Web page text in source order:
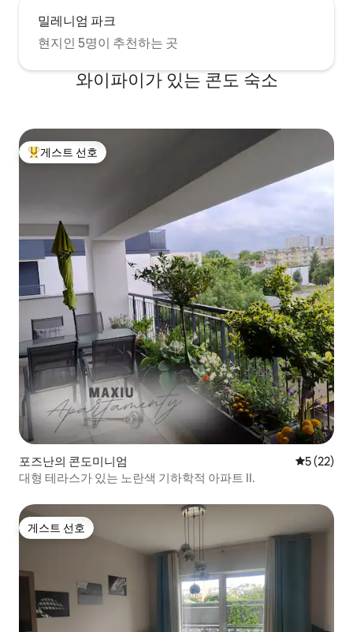
밀레니엄 파크
현지인 5명이 추천하는 곳
와이파이가 있는 콘도 숙소
상위 게스트 선호
게스트 선호
포즈난의 콘도미니엄 평점 5점
5 (22)
대형 테라스가 있는 노란색 기하학적 아파트 II.
게스트 선호
게스트 선호